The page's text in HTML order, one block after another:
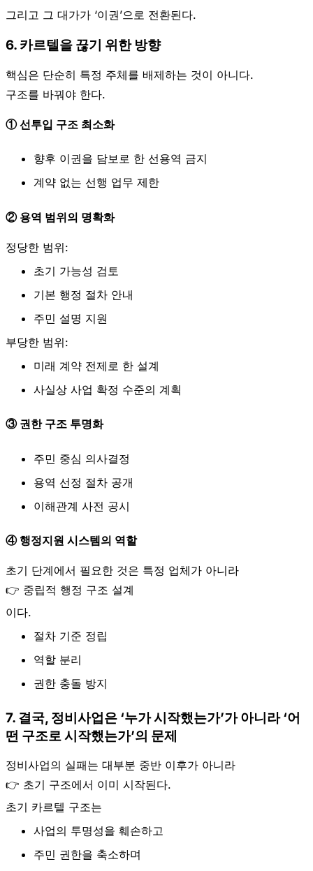
그리고 그 대가가 ‘이권’으로 전환된다.
6. 카르텔을 끊기 위한 방향
핵심은 단순히 특정 주체를 배제하는 것이 아니다.
구조를 바꿔야 한다.
① 선투입 구조 최소화
향후 이권을 담보로 한 선용역 금지
계약 없는 선행 업무 제한
② 용역 범위의 명확화
정당한 범위:
초기 가능성 검토
기본 행정 절차 안내
주민 설명 지원
부당한 범위:
미래 계약 전제로 한 설계
사실상 사업 확정 수준의 계획
③ 권한 구조 투명화
주민 중심 의사결정
용역 선정 절차 공개
이해관계 사전 공시
④ 행정지원 시스템의 역할
초기 단계에서 필요한 것은 특정 업체가 아니라
👉 중립적 행정 구조 설계
이다.
절차 기준 정립
역할 분리
권한 충돌 방지
7. 결국, 정비사업은 ‘누가 시작했는가’가 아니라 ‘어
떤 구조로 시작했는가’의 문제
정비사업의 실패는 대부분 중반 이후가 아니라
👉 초기 구조에서 이미 시작된다.
초기 카르텔 구조는
사업의 투명성을 훼손하고
주민 권한을 축소하며